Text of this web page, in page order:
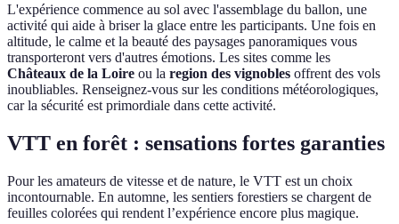
L'expérience commence au sol avec l'assemblage du ballon, une
activité qui aide à briser la glace entre les participants. Une fois en
altitude, le calme et la beauté des paysages panoramiques vous
transporteront vers d'autres émotions. Les sites comme les
Châteaux de la Loire ou la region des vignobles offrent des vols
inoubliables. Renseignez-vous sur les conditions météorologiques,
car la sécurité est primordiale dans cette activité.
VTT en forêt : sensations fortes garanties
Pour les amateurs de vitesse et de nature, le VTT est un choix
incontournable. En automne, les sentiers forestiers se chargent de
feuilles colorées qui rendent l’expérience encore plus magique.